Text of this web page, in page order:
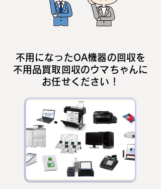
不用になったOA機器の回収を
不用品買取回収のウマちゃんに
お任せください！